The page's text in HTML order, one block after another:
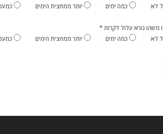
לא כמה ימים יותר ממחצית הימים
משהו נורא עלול לקרות*
לא כמה ימים יותר ממחצית הימים